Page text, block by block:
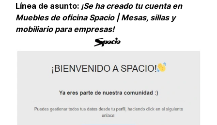
Línea de asunto: ¡Se ha creado tu cuenta en
Muebles de oficina Spacio | Mesas, sillas y
mobiliario para empresas!